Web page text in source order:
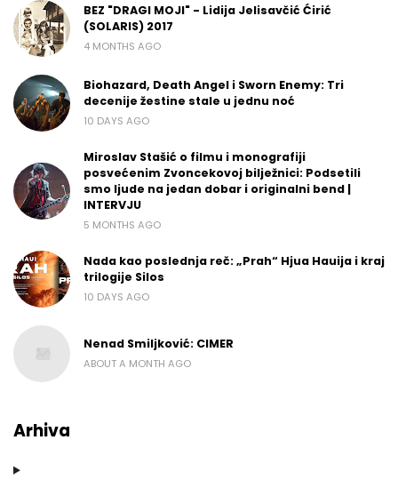
BEZ "DRAGI MOJI" - Lidija Jelisavčić Ćirić
(SOLARIS) 2017
4 MONTHS AGO
Biohazard, Death Angel i Sworn Enemy: Tri
decenije žestine stale u jednu noć
10 DAYS AGO
Miroslav Stašić o filmu i monografiji
posvećenim Zvoncekovoj bilježnici: Podsetili
smo ljude na jedan dobar i originalni bend |
INTERVJU
5 MONTHS AGO
Nada kao poslednja reč: „Prah“ Hjua Hauija i kraj
trilogije Silos
10 DAYS AGO
Nenad Smiljković: CIMER
ABOUT A MONTH AGO
Arhiva